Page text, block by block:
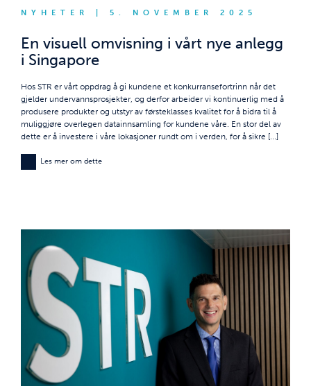
NYHETER | 5. NOVEMBER 2025
En visuell omvisning i vårt nye anlegg
i Singapore
Hos STR er vårt oppdrag å gi kundene et konkurransefortrinn når det
gjelder undervannsprosjekter, og derfor arbeider vi kontinuerlig med å
produsere produkter og utstyr av førsteklasses kvalitet for å bidra til å
muliggjøre overlegen datainnsamling for kundene våre. En stor del av
dette er å investere i våre lokasjoner rundt om i verden, for å sikre [...]
Les mer om dette